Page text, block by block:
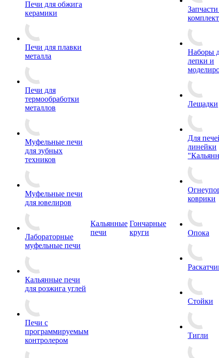
Печи для обжига
керамики
Печи для плавки
металла
Печи для
термообработки
металлов
Муфельные печи
для зубных
техников
Муфельные печи
для ювелиров
Лабораторные
муфельные печи
Кальянные печи
для розжига углей
Печи с
программируемым
контролером
Кальянные
печи
Гончарные
круги
Наборы
лепки и
Лещадки
Для
линейки
коврики
Опока
Стойки
Тигли